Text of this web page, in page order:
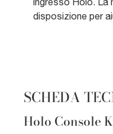
disposizione per
SCHEDA
Holo Console